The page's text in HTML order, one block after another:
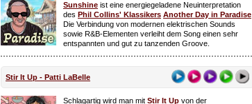
Sunshine ist eine energiegeladene Neuinterpretation
des Phil Collins' Klassikers Another Day in Paradise
Die Verbindung von modernen elektrischen Sounds
sowie R&B-Elementen verleiht dem Song einen sehr
entspannten und gut zu tanzenden Groove.
Stir It Up - Patti LaBelle
Schlagartig wird man mit Stir It Up von der